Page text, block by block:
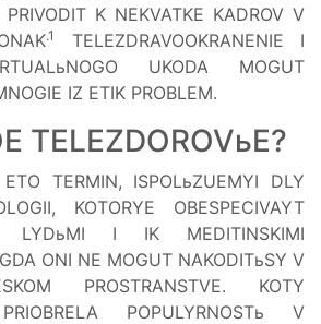
K NEKVATKE KADROV V
.1
TELEZDRAVOOKRANENIE I
UKODA MOGUT
IZ ETIK PROBLEM.
TELEZDOROVьE?
TERMIN, ISPOLьZUEMYI DLY
KOTORYE OBESPECIVAYT
LYDьMI I IK MEDITINSKIMI
ONI NE MOGUT NAKODITьSY V
PROSTRANSTVE. KOTY
POPULYRNOSTь V